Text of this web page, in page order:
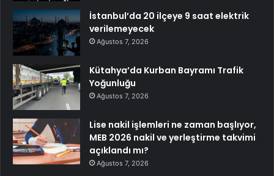
İstanbul’da 20 ilçeye 9 saat elektrik
verilemeyecek
Ağustos 7, 2026
Kütahya’da Kurban Bayramı Trafik
Yoğunluğu
Ağustos 7, 2026
Lise nakil işlemleri ne zaman başlıyor,
MEB 2026 nakil ve yerleştirme takvimi
açıklandı mı?
Ağustos 7, 2026